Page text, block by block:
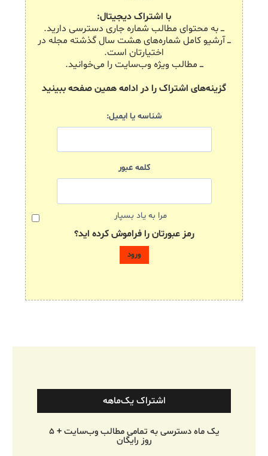
با اشتراک دیجیتال:
ـــ به محتوای مطالب شماره جاری دسترسی دارید.
ـــ آرشیو کامل شماره‌های هشت سال گذشته مجله در
اختیارتان است.
ـــ مطالب ویژه وب‌سایت را می‌خوانید.
گزینه‌های اشتراک را در ادامه همین صفحه ببینید
شناسه یا ایمیل:
کلمه عبور
مرا به یاد بسپار
رمز عبورتان را فراموش کرده اید؟
اشتراک یک‌ماهه
یک ماه دسترسی به تمامی مطالب وب‌سایت + ۵
روز رایگان